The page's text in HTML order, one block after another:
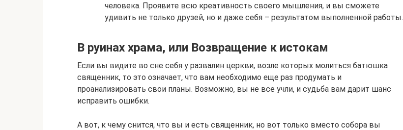
человека. Проявите всю креативность своего мышления, и вы сможете
удивить не только друзей, но и даже себя – результатом выполненной работы.
В руинах храма, или Возвращение к истокам
Если вы видите во сне себя у развалин церкви, возле которых молиться батюшка
священник, то это означает, что вам необходимо еще раз продумать и
проанализировать свои планы. Возможно, вы не все учли, и судьба вам дарит шанс
исправить ошибки.
А вот, к чему снится, что вы и есть священник, но вот только вместо собора вы